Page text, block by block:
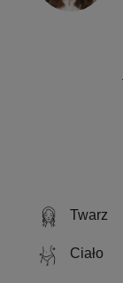
Twarz
Ciało